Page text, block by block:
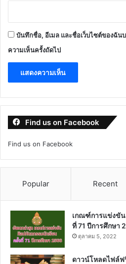
บันทึกชื่อ, อีเมล และชื่อเว็บไซต์ของฉัน
ความเห็นครั้งถัดไป
Find us on Facebook
Find us on Facebook
Popular Recent
เกณฑ์การแข่งขัน
ที่ 71 ปีการศึกษา
ตุลาคม 5, 2022
ดาวน์โหลดไฟล์